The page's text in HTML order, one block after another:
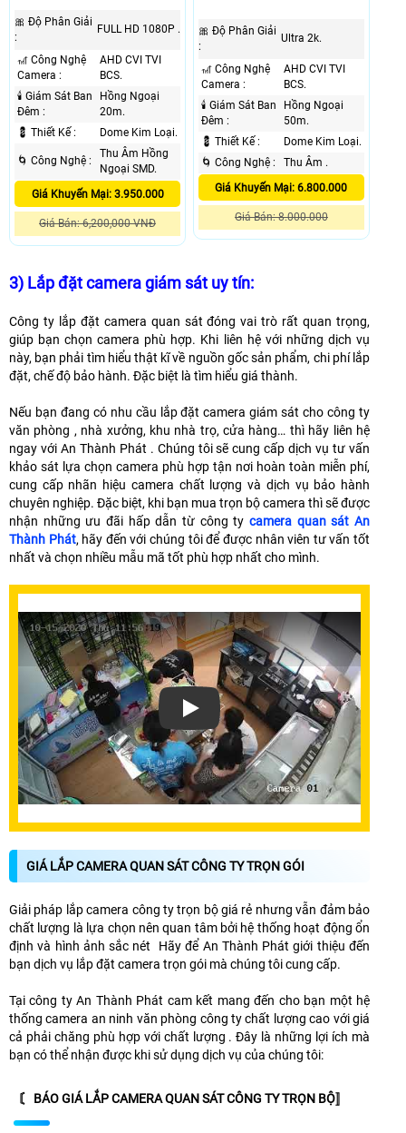
🎀 Độ Phân Giải
:
FULL HD 1080P .
🎢 Công Nghệ
Camera :
AHD CVI TVI
BCS.
🕯 Giám Sát Ban
Đêm :
Hồng Ngoại
20m.
💈 Thiết Kế :
Dome Kim Loại.
🌀 Công Nghệ :
Thu Âm Hồng
Ngoại SMD.
Giá Khuyến Mại: 3.950.000
Giá Bán: 6,200,000 VNĐ
🎀 Độ Phân Giải
:
Ultra 2k.
🎢 Công Nghệ
Camera :
AHD CVI TVI
BCS.
🕯 Giám Sát Ban
Đêm :
Hồng Ngoại
50m.
💈 Thiết Kế :
Dome Kim Loại.
🌀 Công Nghệ :
Thu Âm .
Giá Khuyến Mại: 6.800.000
Giá Bán: 8.000.000
3) Lắp đặt camera giám sát uy tín:
Công ty lắp đặt camera quan sát đóng vai trò rất quan trọng,
giúp bạn chọn camera phù hợp. Khi liên hệ với những dịch vụ
này, bạn phải tìm hiểu thật kĩ về nguồn gốc sản phẩm, chi phí lắp
đặt, chế độ bảo hành. Đặc biệt là tìm hiểu giá thành.
Nếu bạn đang có nhu cầu lắp đặt camera giám sát cho công ty
văn phòng , nhà xưởng, khu nhà trọ, cửa hàng… thì hãy liên hệ
ngay với An Thành Phát . Chúng tôi sẽ cung cấp dịch vụ tư vấn
khảo sát lựa chọn camera phù hợp tận nơi hoàn toàn miễn phí,
cung cấp nhãn hiệu camera chất lượng và dịch vụ bảo hành
chuyên nghiệp. Đặc biệt, khi bạn mua trọn bộ camera thì sẽ được
nhận những ưu đãi hấp dẫn từ công ty camera quan sát An
Thành Phát, hãy đến với chúng tôi để được nhân viên tư vấn tốt
nhất và chọn nhiều mẫu mã tốt phù hợp nhất cho mình.
GIÁ LẮP CAMERA QUAN SÁT CÔNG TY TRỌN GÓI
Giải pháp lắp camera công ty trọn bộ giá rẻ nhưng vẫn đảm bảo
chất lượng là lựa chọn nên quan tâm bởi hệ thống hoạt động ổn
định và hình ảnh sắc nét Hãy để An Thành Phát giới thiệu đến
bạn dịch vụ lắp đặt camera trọn gói mà chúng tôi cung cấp.
Tại công ty An Thành Phát cam kết mang đến cho bạn một hệ
thống camera an ninh văn phòng công ty chất lượng cao với giá
cả phải chăng phù hợp với chất lượng . Đây là những lợi ích mà
bạn có thể nhận được khi sử dụng dịch vụ của chúng tôi:
〘 BÁO GIÁ LẮP CAMERA QUAN SÁT CÔNG TY TRỌN BỘ〛